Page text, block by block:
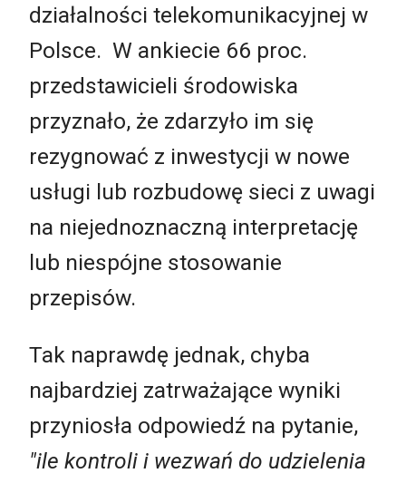
działalności telekomunikacyjnej w
Polsce. W ankiecie 66 proc.
przedstawicieli środowiska
przyznało, że zdarzyło im się
rezygnować z inwestycji w nowe
usługi lub rozbudowę sieci z uwagi
na niejednoznaczną interpretację
lub niespójne stosowanie
przepisów.
Tak naprawdę jednak, chyba
najbardziej zatrważające wyniki
przyniosła odpowiedź na pytanie,
"ile kontroli i wezwań do udzielenia